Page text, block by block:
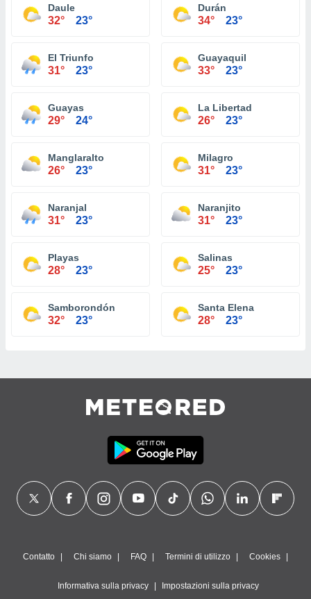
Daule
32° 23°
Durán
34° 23°
El Triunfo
31° 23°
Guayaquil
33° 23°
Guayas
29° 24°
La Libertad
26° 23°
Manglaralto
26° 23°
Milagro
31° 23°
Naranjal
31° 23°
Naranjito
31° 23°
Playas
28° 23°
Salinas
25° 23°
Samborondón
32° 23°
Santa Elena
28° 23°
Contatto Chi siamo FAQ Termini di utilizzo Cookies
Informativa sulla privacy Impostazioni sulla privacy